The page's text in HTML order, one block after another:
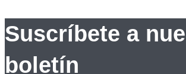
Suscríbete a
boletín